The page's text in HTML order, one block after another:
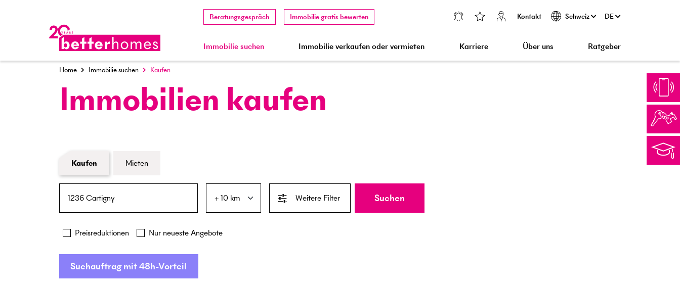
Beratungsgespräch Immobilie gratis bewerten Kontakt Schweiz DE
Immobilie suchen Immobilie verkaufen oder vermieten Karriere Über uns Ratgeber
Home Immobilie suchen Kaufen
Immobilien kaufen
Formular Immobiliensuche
Kaufen
Mieten
Weitere Filter
Preisreduktionen Nur neueste Angebote
Suchen
Suchauftrag mit 48h-Vorteil